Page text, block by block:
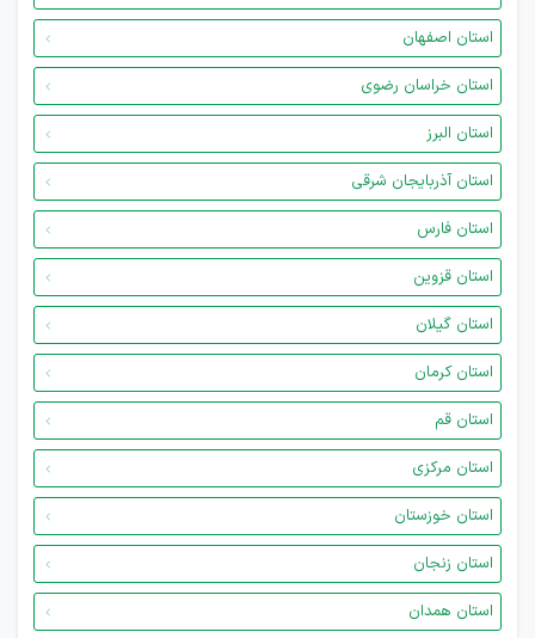
استان اصفهان
استان خراسان رضوی
استان البرز
استان آذربایجان شرقی
استان فارس
استان قزوین
استان گیلان
استان کرمان
استان قم
استان مرکزی
استان خوزستان
استان زنجان
استان همدان